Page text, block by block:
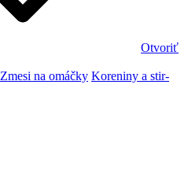
Otvoriť
Zmesi na omáčky Koreniny a stir-